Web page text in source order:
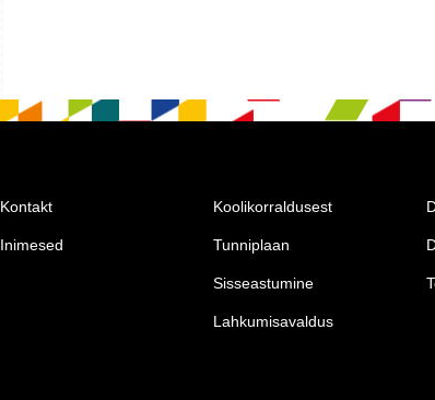
Kontakt
Inimesed
Koolikorraldusest
Tunniplaan
Sisseastumine
Lahkumisavaldus